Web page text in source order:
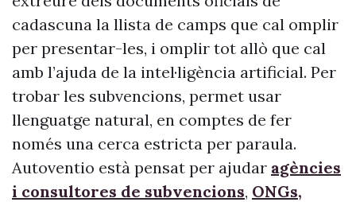
cadascuna la llista de camps que cal omplir
per presentar-les, i omplir tot allò que cal
amb l’ajuda de la intel·ligència artificial. Per
trobar les subvencions, permet usar
llenguatge natural, en comptes de fer
només una cerca estricta per paraula.
Autoventio està pensat per ajudar agències
i consultores de subvencions, ONGs,